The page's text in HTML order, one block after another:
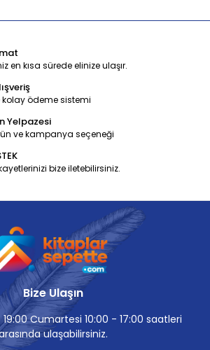
en kısa sürede elinize ulaşır.
kolay ödeme sistemi
Yelpazesi
ve kampanya seçeneği
bize iletebilirsiniz.
Bize Ulaşın
Cumartesi 10:00 - 17:00 saatleri
ulaşabilirsiniz.